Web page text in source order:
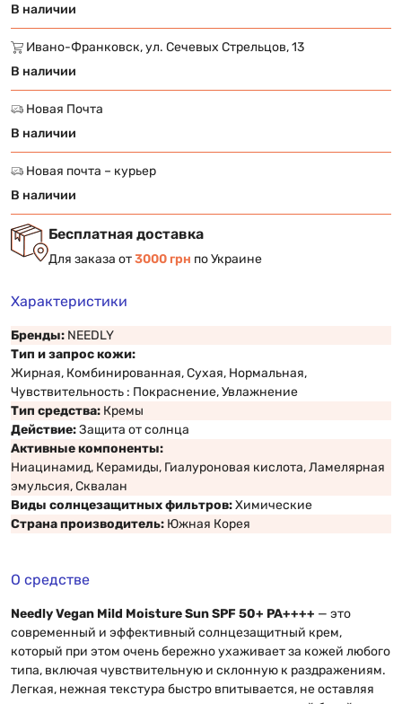
В наличии
Ивано-Франковск, ул. Сечевых Стрельцов, 13
В наличии
Новая Почта
В наличии
Новая почта – курьер
В наличии
Бесплатная доставка
Для заказа от3000 грн по Украине
Характеристики
Бренды: NEEDLY
Тип и запрос кожи:
Жирная, Комбинированная, Сухая, Нормальная,
Чувствительность : Покраснение, Увлажнение
Тип средства: Кремы
Действие:Защита от солнца
Активные компоненты:
Ниацинамид, Керамиды, Гиалуроновая кислота, Ламелярная
эмульсия, Сквалан
Виды солнцезащитных фильтров:Химические
Страна производитель: Южная Корея
О средстве
Needly Vegan Mild Moisture Sun SPF 50+ PA++++ — это
современный и эффективный солнцезащитный крем,
который при этом очень бережно ухаживает за кожей любого
типа, включая чувствительную и склонную к раздражениям.
Легкая, нежная текстура быстро впитывается, не оставляя